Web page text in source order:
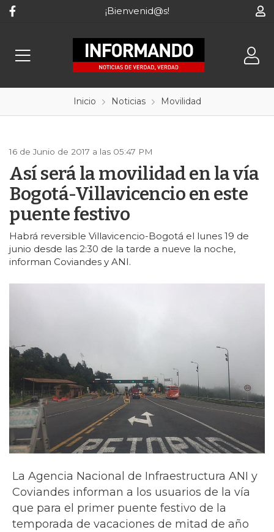
¡Bienvenid@s!
Inicio Noticias Movilidad
16 de Junio de 2017 a las 05:47 PM
Así será la movilidad en la vía
Bogotá-Villavicencio en este
puente festivo
Habrá reversible Villavicencio-Bogotá el lunes 19 de
junio desde las 2:30 de la tarde a nueve la noche,
informan Coviandes y ANI.
La Agencia Nacional de Infraestructura ANI y
Coviandes informan a los usuarios de la vía
que para el primer puente festivo de la
temporada de vacaciones de mitad de año